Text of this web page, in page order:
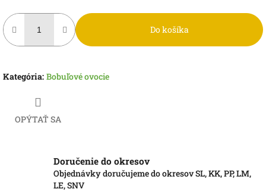
Do košíka
Kategória: Bobuľové ovocie
OPÝTAŤ SA
Doručenie do okresov
Objednávky doručujeme do okresov SL, KK, PP, LM,
LE, SNV